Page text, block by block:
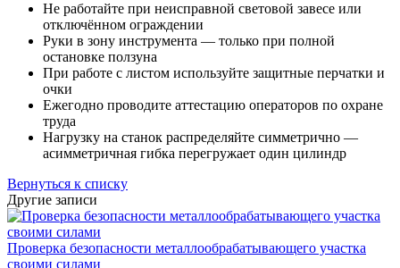
Не работайте при неисправной световой завесе или
отключённом ограждении
Руки в зону инструмента — только при полной
остановке ползуна
При работе с листом используйте защитные перчатки и
очки
Ежегодно проводите аттестацию операторов по охране
труда
Нагрузку на станок распределяйте симметрично —
асимметричная гибка перегружает один цилиндр
Вернуться к списку
Другие записи
Проверка безопасности металлообрабатывающего участка
своими силами